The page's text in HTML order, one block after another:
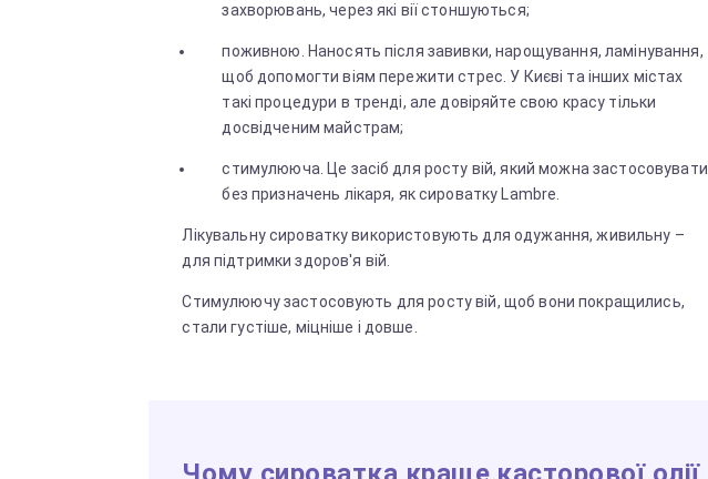
захворювань, через які вії стоншуються;
поживною. Наносять після завивки, нарощування, ламінування,
щоб допомогти віям пережити стрес. У Києві та інших містах
такі процедури в тренді, але довіряйте свою красу тільки
досвідченим майстрам;
стимулююча. Це засіб для росту вій, який можна застосовувати
без призначень лікаря, як сироватку Lambre.
Лікувальну сироватку використовують для одужання, живильну –
для підтримки здоров'я вій.
Стимулюючу застосовують для росту вій, щоб вони покращились,
стали густіше, міцніше і довше.